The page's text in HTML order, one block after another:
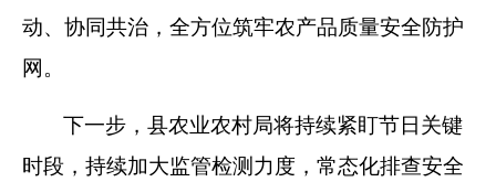
动、协同共治，全方位筑牢农产品质量安全防护
网。
下一步，县农业农村局将持续紧盯节日关键
时段，持续加大监管检测力度，常态化排查安全